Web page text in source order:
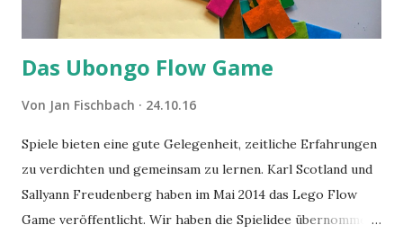
Das Ubongo Flow Game
Von Jan Fischbach 24.10.16
Spiele bieten eine gute Gelegenheit, zeitliche Erfahrungen
zu verdichten und gemeinsam zu lernen. Karl Scotland und
Sallyann Freudenberg haben im Mai 2014 das Lego Flow
Game veröffentlicht. Wir haben die Spielidee übernommen,